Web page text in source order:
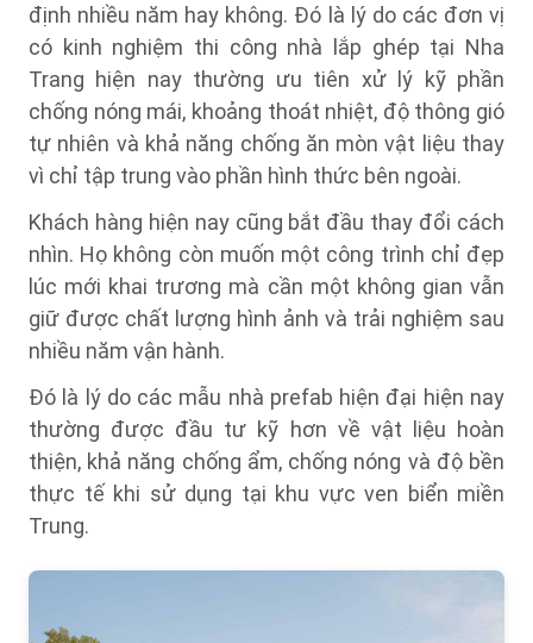
định nhiều năm hay không. Đó là lý do các đơn vị
có kinh nghiệm thi công nhà lắp ghép tại Nha
Trang hiện nay thường ưu tiên xử lý kỹ phần
chống nóng mái, khoảng thoát nhiệt, độ thông gió
tự nhiên và khả năng chống ăn mòn vật liệu thay
vì chỉ tập trung vào phần hình thức bên ngoài.
Khách hàng hiện nay cũng bắt đầu thay đổi cách
nhìn. Họ không còn muốn một công trình chỉ đẹp
lúc mới khai trương mà cần một không gian vẫn
giữ được chất lượng hình ảnh và trải nghiệm sau
nhiều năm vận hành.
Đó là lý do các mẫu nhà prefab hiện đại hiện nay
thường được đầu tư kỹ hơn về vật liệu hoàn
thiện, khả năng chống ẩm, chống nóng và độ bền
thực tế khi sử dụng tại khu vực ven biển miền
Trung.